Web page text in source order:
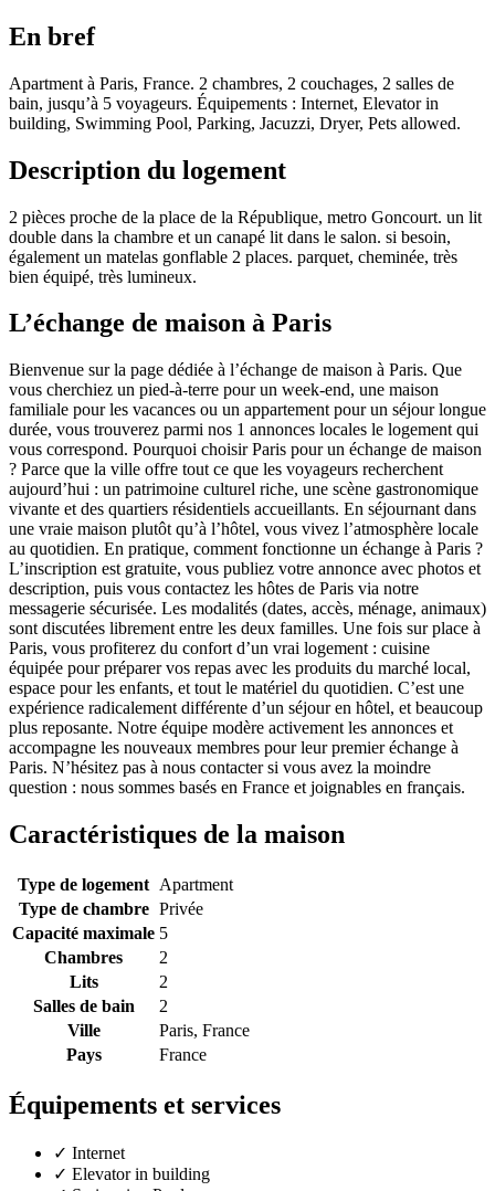
En bref
Apartment à Paris, France. 2 chambres, 2 couchages, 2 salles de
bain, jusqu’à 5 voyageurs. Équipements : Internet, Elevator in
building, Swimming Pool, Parking, Jacuzzi, Dryer, Pets allowed.
Description du logement
2 pièces proche de la place de la République, metro Goncourt. un lit
double dans la chambre et un canapé lit dans le salon. si besoin,
également un matelas gonflable 2 places. parquet, cheminée, très
bien équipé, très lumineux.
L’échange de maison à Paris
Bienvenue sur la page dédiée à l’échange de maison à Paris. Que
vous cherchiez un pied-à-terre pour un week-end, une maison
familiale pour les vacances ou un appartement pour un séjour longue
durée, vous trouverez parmi nos 1 annonces locales le logement qui
vous correspond. Pourquoi choisir Paris pour un échange de maison
? Parce que la ville offre tout ce que les voyageurs recherchent
aujourd’hui : un patrimoine culturel riche, une scène gastronomique
vivante et des quartiers résidentiels accueillants. En séjournant dans
une vraie maison plutôt qu’à l’hôtel, vous vivez l’atmosphère locale
au quotidien. En pratique, comment fonctionne un échange à Paris ?
L’inscription est gratuite, vous publiez votre annonce avec photos et
description, puis vous contactez les hôtes de Paris via notre
messagerie sécurisée. Les modalités (dates, accès, ménage, animaux)
sont discutées librement entre les deux familles. Une fois sur place à
Paris, vous profiterez du confort d’un vrai logement : cuisine
équipée pour préparer vos repas avec les produits du marché local,
espace pour les enfants, et tout le matériel du quotidien. C’est une
expérience radicalement différente d’un séjour en hôtel, et beaucoup
plus reposante. Notre équipe modère activement les annonces et
accompagne les nouveaux membres pour leur premier échange à
Paris. N’hésitez pas à nous contacter si vous avez la moindre
question : nous sommes basés en France et joignables en français.
Caractéristiques de la maison
Type de logement Apartment
Type de chambre Privée
Capacité maximale 5
Chambres
2
Lits
2
Salles de bain
2
Ville
Paris, France
Pays
France
Équipements et services
✓ Internet
✓ Elevator in building